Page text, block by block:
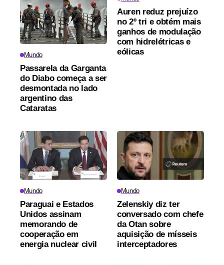
Mundo
Passarela da Garganta
do Diabo começa a ser
desmontada no lado
argentino das
Cataratas
Auren reduz prejuízo
no 2º tri e obtém mais
ganhos de modulação
com hidrelétricas e
eólicas
Mundo
Paraguai e Estados
Unidos assinam
memorando de
cooperação em
energia nuclear civil
Mundo
Zelenskiy diz ter
conversado com chefe
da Otan sobre
aquisição de mísseis
interceptadores